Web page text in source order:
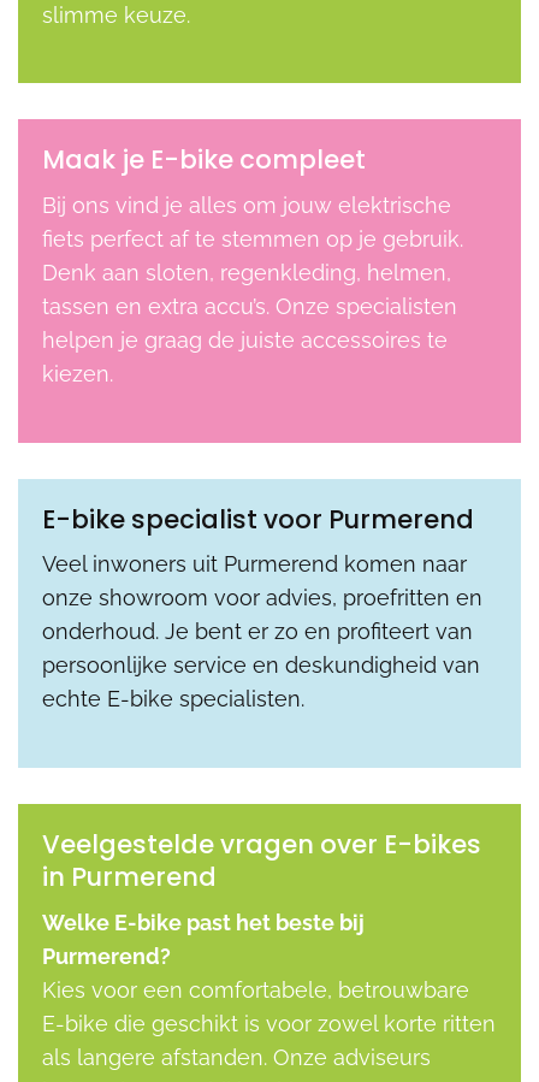
slimme keuze.
Maak je E-bike compleet
Bij ons vind je alles om jouw elektrische
fiets perfect af te stemmen op je gebruik.
Denk aan sloten, regenkleding, helmen,
tassen en extra accu’s. Onze specialisten
helpen je graag de juiste accessoires te
kiezen.
E-bike specialist voor Purmerend
Veel inwoners uit Purmerend komen naar
onze showroom voor advies, proefritten en
onderhoud. Je bent er zo en profiteert van
persoonlijke service en deskundigheid van
echte E-bike specialisten.
Veelgestelde vragen over E-bikes
in Purmerend
Welke E-bike past het beste bij
Purmerend?
Kies voor een comfortabele, betrouwbare
E-bike die geschikt is voor zowel korte ritten
als langere afstanden. Onze adviseurs